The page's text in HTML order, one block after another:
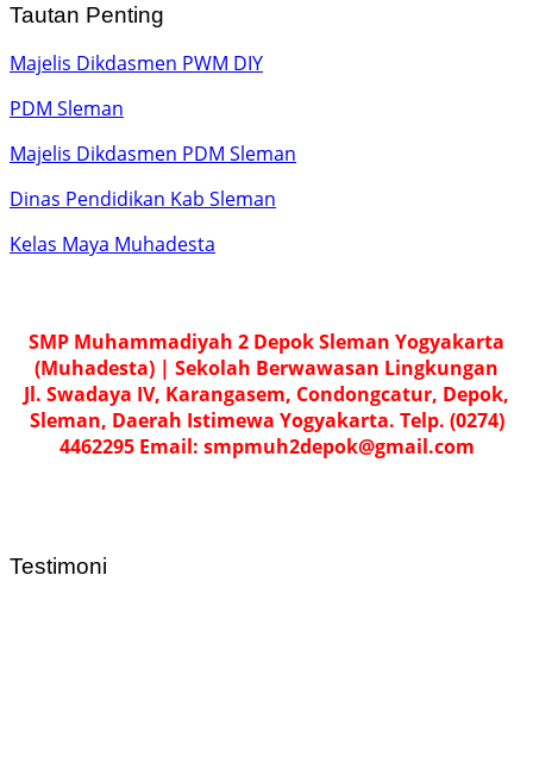
Tautan Penting
Majelis Dikdasmen PWM DIY
PDM Sleman
Majelis Dikdasmen PDM Sleman
Dinas Pendidikan Kab Sleman
Kelas Maya Muhadesta
SMP Muhammadiyah 2 Depok Sleman Yogyakarta
(Muhadesta) | Sekolah Berwawasan Lingkungan
Jl. Swadaya IV, Karangasem, Condongcatur, Depok,
Sleman, Daerah Istimewa Yogyakarta. Telp. (0274)
4462295 Email: smpmuh2depok@gmail.com
Testimoni